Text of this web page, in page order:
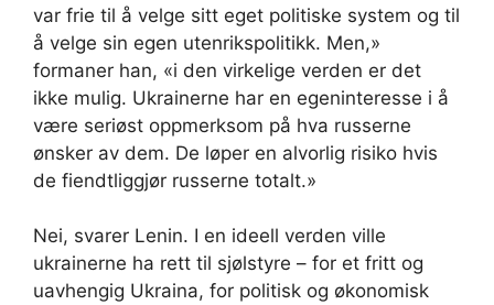
var frie til å velge sitt eget politiske system og til
å velge sin egen utenrikspolitikk. Men,»
formaner han, «i den virkelige verden er det
ikke mulig. Ukrainerne har en egeninteresse i å
være seriøst oppmerksom på hva russerne
ønsker av dem. De løper en alvorlig risiko hvis
de fiendtliggjør russerne totalt.»
Nei, svarer Lenin. I en ideell verden ville
ukrainerne ha rett til sjølstyre – for et fritt og
uavhengig Ukraina, for politisk og økonomisk